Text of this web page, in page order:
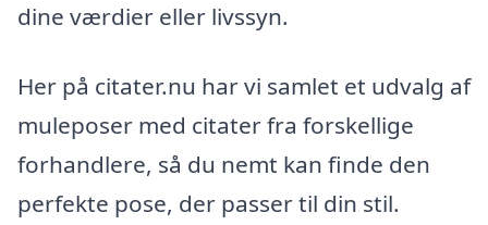
dine værdier eller livssyn.
Her på citater.nu har vi samlet et udvalg af
muleposer med citater fra forskellige
forhandlere, så du nemt kan finde den
perfekte pose, der passer til din stil.